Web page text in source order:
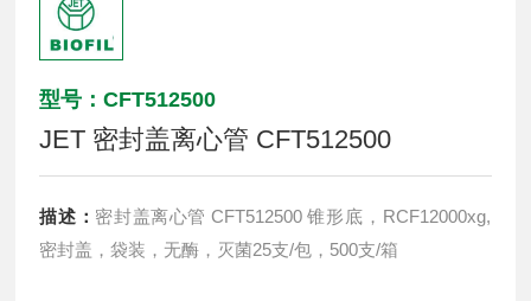
型号：CFT512500
JET 密封盖离心管 CFT512500
描述： 密封盖离心管 CFT512500 锥形底，RCF12000xg,
密封盖，袋装，无酶，灭菌25支/包，500支/箱